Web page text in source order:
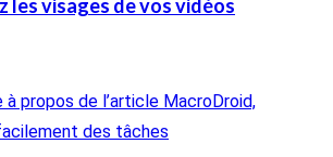
les visages de vos vidéos